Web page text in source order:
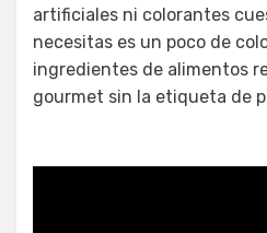
artificiales ni colorantes
necesitas es un poco de
ingredientes de alimentos
gourmet sin la etiqueta de